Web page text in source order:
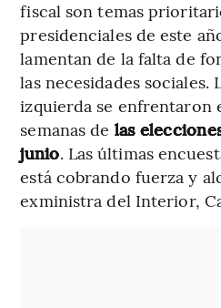
fiscal son temas
presidenciales de este
lamentan de la falta de
las necesidades sociales.
izquierda se enfrentaron
semanas de las
junio. Las últimas
está cobrando fuerza y
exministra del Interior,